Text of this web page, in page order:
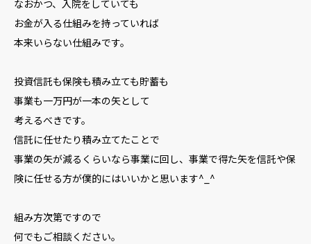
なおかつ、入院をしていても
お金が入る仕組みを持っていれば
本来いらない仕組みです。
投資信託も保険も積み立ても貯蓄も
事業も一万円が一本の矢として
考えるべきです。
信託に任せたり積み立てたことで
事業の矢が減るくらいなら事業に回し、事業で得た矢を信託や保
険に任せる方が僕的にはいいかと思います^_^
組み方次第ですので
何でもご相談ください。